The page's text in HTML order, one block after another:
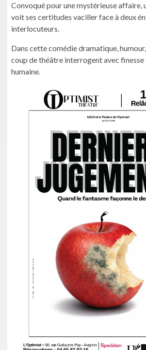
Convoqué pour une mystérieuse affaire,
voit ses certitudes vaciller face à deux
interlocuteurs.
Dans cette comédie dramatique,
coup de théâtre interrogent avec
humaine.